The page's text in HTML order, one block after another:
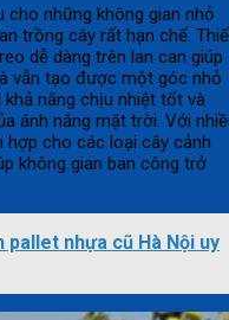
cho những không gian nhỏ
trồng cây rất hạn chế.
dễ dàng trên lan can giúp
vẫn tạo được một góc nhỏ
năng chịu nhiệt tốt và
ánh nắng mặt trời. Với
hợp cho các loại cây cảnh
không gian ban công trở
pallet nhựa cũ Hà Nội uy